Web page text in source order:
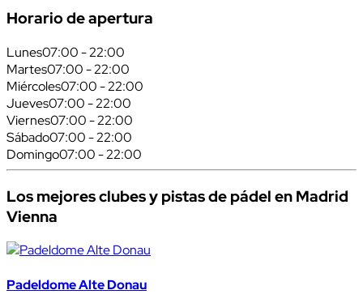
Horario de apertura
Lunes07:00 - 22:00
Martes07:00 - 22:00
Miércoles07:00 - 22:00
Jueves07:00 - 22:00
Viernes07:00 - 22:00
Sábado07:00 - 22:00
Domingo07:00 - 22:00
Los mejores clubes y pistas de pádel en Madrid
Vienna
Padeldome Alte Donau